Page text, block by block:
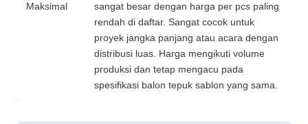
Maksimal
sangat besar dengan harga per pcs paling
rendah di daftar. Sangat cocok untuk
proyek jangka panjang atau acara dengan
distribusi luas. Harga mengikuti volume
produksi dan tetap mengacu pada
spesifikasi balon tepuk sablon yang sama.